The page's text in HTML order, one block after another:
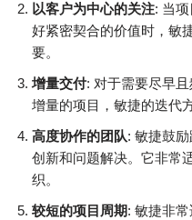
以客户为中心的关注: 当
好紧密契合的价值时，敏
要。
增量交付: 对于需要尽早
增量的项目，敏捷的迭代
高度协作的团队: 敏捷鼓
创新和问题解决。它非常
织。
较短的项目周期: 敏捷非